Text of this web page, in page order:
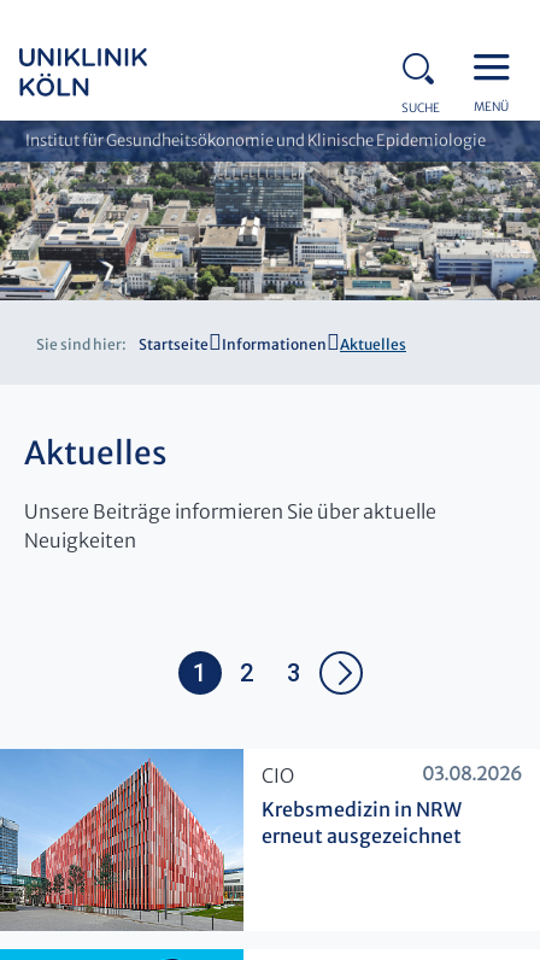
SUCHE MENÜ
Institut für Gesundheitsökonomie und Klinische Epidemiologie
Sie sind hier: Startseite Informationen Aktuelles
Aktuelles
Unsere Beiträge informieren Sie über aktuelle
Neuigkeiten
1 2 3
03.08.2026
​CIO
Krebsmedizin in NRW
erneut ausgezeichnet